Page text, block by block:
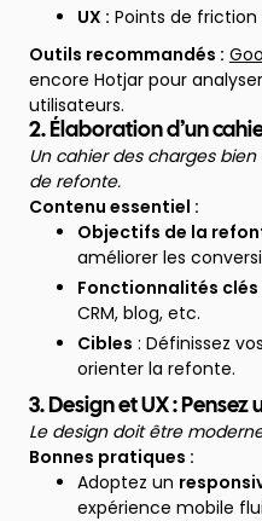
UX : Points de
Outils recommandés :
encore Hotjar pour
utilisateurs.
2. Élaboration d’un
Un cahier des charges
de refonte.
Contenu essentiel :
Objectifs de la
améliorer les
Fonctionnalités clés
CRM, blog, etc.
Cibles : Définissez
orienter la refonte.
3. Design et UX :
Le design doit être
Bonnes pratiques :
Adoptez un
expérience mobile